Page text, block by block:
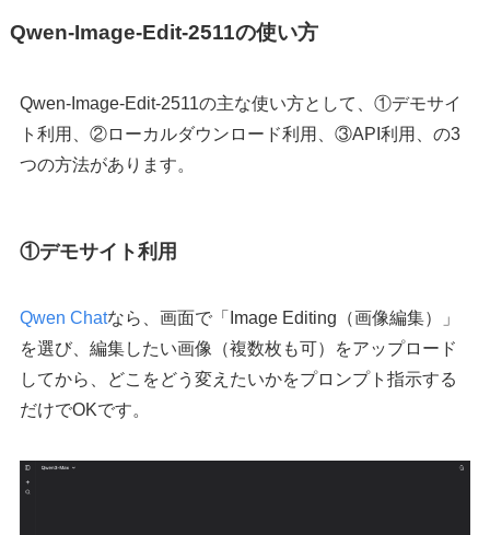
Qwen-Image-Edit-2511の使い方
Qwen-Image-Edit-2511の主な使い方として、①デモサイ
ト利用、②ローカルダウンロード利用、③API利用、の3
つの方法があります。
①デモサイト利用
Qwen Chatなら、画面で「Image Editing（画像編集）」
を選び、編集したい画像（複数枚も可）をアップロード
してから、どこをどう変えたいかをプロンプト指示する
だけでOKです。